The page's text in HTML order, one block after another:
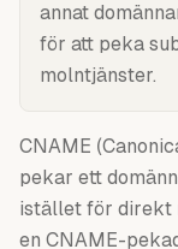
annat
för att peka
molntjänster.
CNAME
pekar ett
istället för direkt
en CNAME-